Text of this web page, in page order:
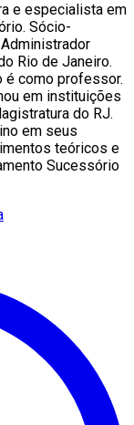
e especialista em
Sócio-
Rio de Janeiro.
é como professor.
em instituições
do RJ.
em seus
teóricos e
Sucessório